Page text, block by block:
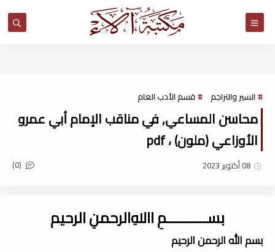
السير والتراجم قسم الأدب العام
محاسن المساعي, في مناقب الإمام أبي عمرو
الأوزاعي (ملون) ، pdf
08 أكتوبر 2023 (0)
بســـــــــــمِ اﷲِالرحمنِ الرحيم
بسم الله الرحمن الرحيم